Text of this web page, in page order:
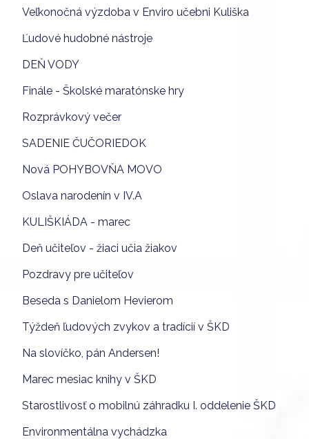
Veľkonočná výzdoba v Enviro učebni Kuliška
Ľudové hudobné nástroje
DEŇ VODY
Finále - Školské maratónske hry
Rozprávkový večer
SADENIE ČUČORIEDOK
Nová POHYBOVŇA MOVO
Oslava narodenín v IV.A
KULIŠKIÁDA - marec
Deň učiteľov - žiaci učia žiakov
Pozdravy pre učiteľov
Beseda s Danielom Hevierom
Týždeň ľudových zvykov a tradícií v ŠKD
Na slovíčko, pán Andersen!
Marec mesiac knihy v ŠKD
Starostlivosť o mobilnú záhradku I. oddelenie ŠKD
Environmentálna vychádzka